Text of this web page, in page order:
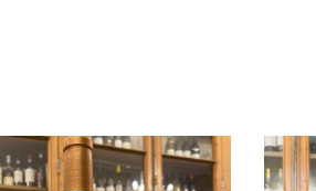
Rupture de stock